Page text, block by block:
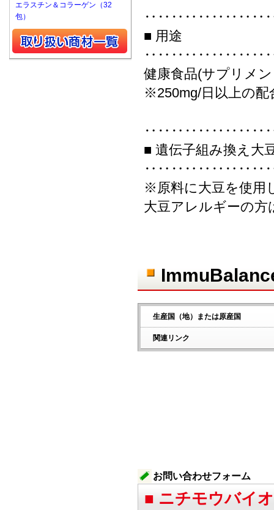
■ 用途
健康食品(サプリメ
※250mg/日以上の
■ 遺伝子組み換え大
※原料に大豆を使用
大豆アレルギーの
生産国（地）または原産国
関連リンク
お問い合わせフォーム
■ ニチモウバイ
エラスチン＆コラーゲン（32
包）